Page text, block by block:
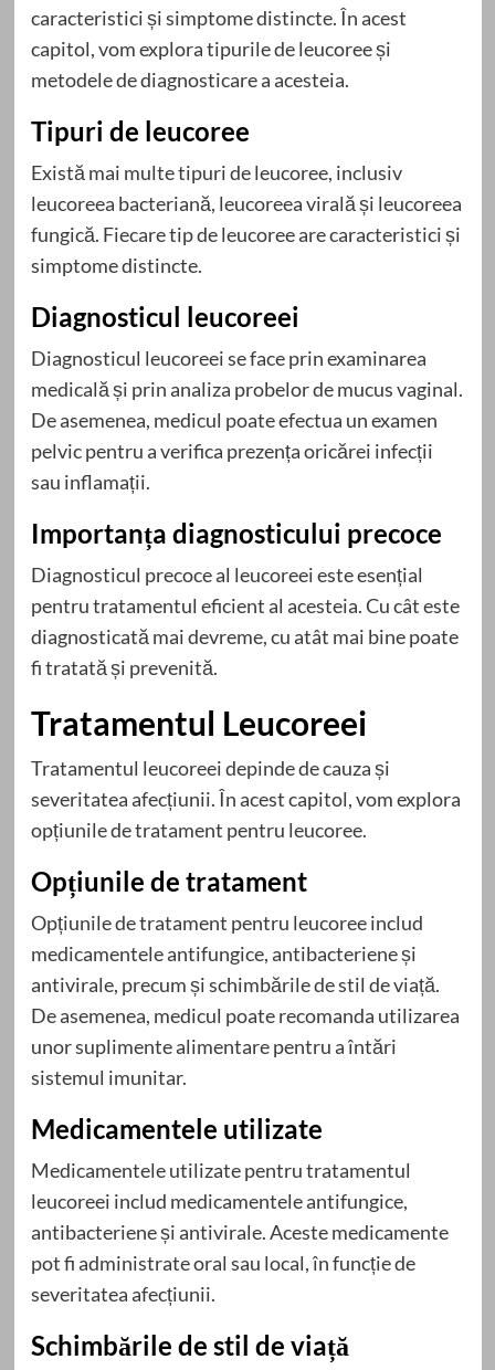
caracteristici și simptome distincte. În acest
capitol, vom explora tipurile de leucoree și
metodele de diagnosticare a acesteia.
Tipuri de leucoree
Există mai multe tipuri de leucoree, inclusiv
leucoreea bacteriană, leucoreea virală și leucoreea
fungică. Fiecare tip de leucoree are caracteristici și
simptome distincte.
Diagnosticul leucoreei
Diagnosticul leucoreei se face prin examinarea
medicală și prin analiza probelor de mucus vaginal.
De asemenea, medicul poate efectua un examen
pelvic pentru a verifica prezența oricărei infecții
sau inflamații.
Importanța diagnosticului precoce
Diagnosticul precoce al leucoreei este esențial
pentru tratamentul eficient al acesteia. Cu cât este
diagnosticată mai devreme, cu atât mai bine poate
fi tratată și prevenită.
Tratamentul Leucoreei
Tratamentul leucoreei depinde de cauza și
severitatea afecțiunii. În acest capitol, vom explora
opțiunile de tratament pentru leucoree.
Opțiunile de tratament
Opțiunile de tratament pentru leucoree includ
medicamentele antifungice, antibacteriene și
antivirale, precum și schimbările de stil de viață.
De asemenea, medicul poate recomanda utilizarea
unor suplimente alimentare pentru a întări
sistemul imunitar.
Medicamentele utilizate
Medicamentele utilizate pentru tratamentul
leucoreei includ medicamentele antifungice,
antibacteriene și antivirale. Aceste medicamente
pot fi administrate oral sau local, în funcție de
severitatea afecțiunii.
Schimbările de stil de viață